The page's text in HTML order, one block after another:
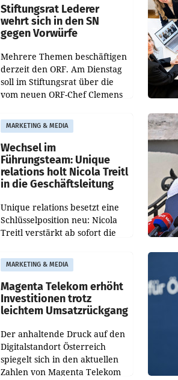
und der Bundeskartellanwalt
Stiftungsrat Lederer
wehrt sich in den SN
gegen Vorwürfe
Mehrere Themen beschäftigen
derzeit den ORF. Am Dienstag
soll im Stiftungsrat über die
vom neuen ORF-Chef Clemens
Besetzungen für die
Direktionen abgestimmt
werden.
MARKETING & MEDIA
Wechsel im
Führungsteam: Unique
relations holt Nicola Treitl
in die Geschäftsleitung
Unique relations besetzt eine
Schlüsselposition neu: Nicola
Treitl verstärkt ab sofort die
PR-Agentur an der Seite von
Josef Kalina und Anna Kalina-
Mahr.
MARKETING & MEDIA
Magenta Telekom erhöht
Investitionen trotz
leichtem Umsatzrückgang
Der anhaltende Druck auf den
Digitalstandort Österreich
spiegelt sich in den aktuellen
Zahlen von Magenta Telekom